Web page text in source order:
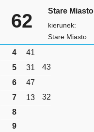
62 Stare Miasto
kierunek:
Stare Miasto
4
41
5
31
43
6
47
7
13
32
8
9